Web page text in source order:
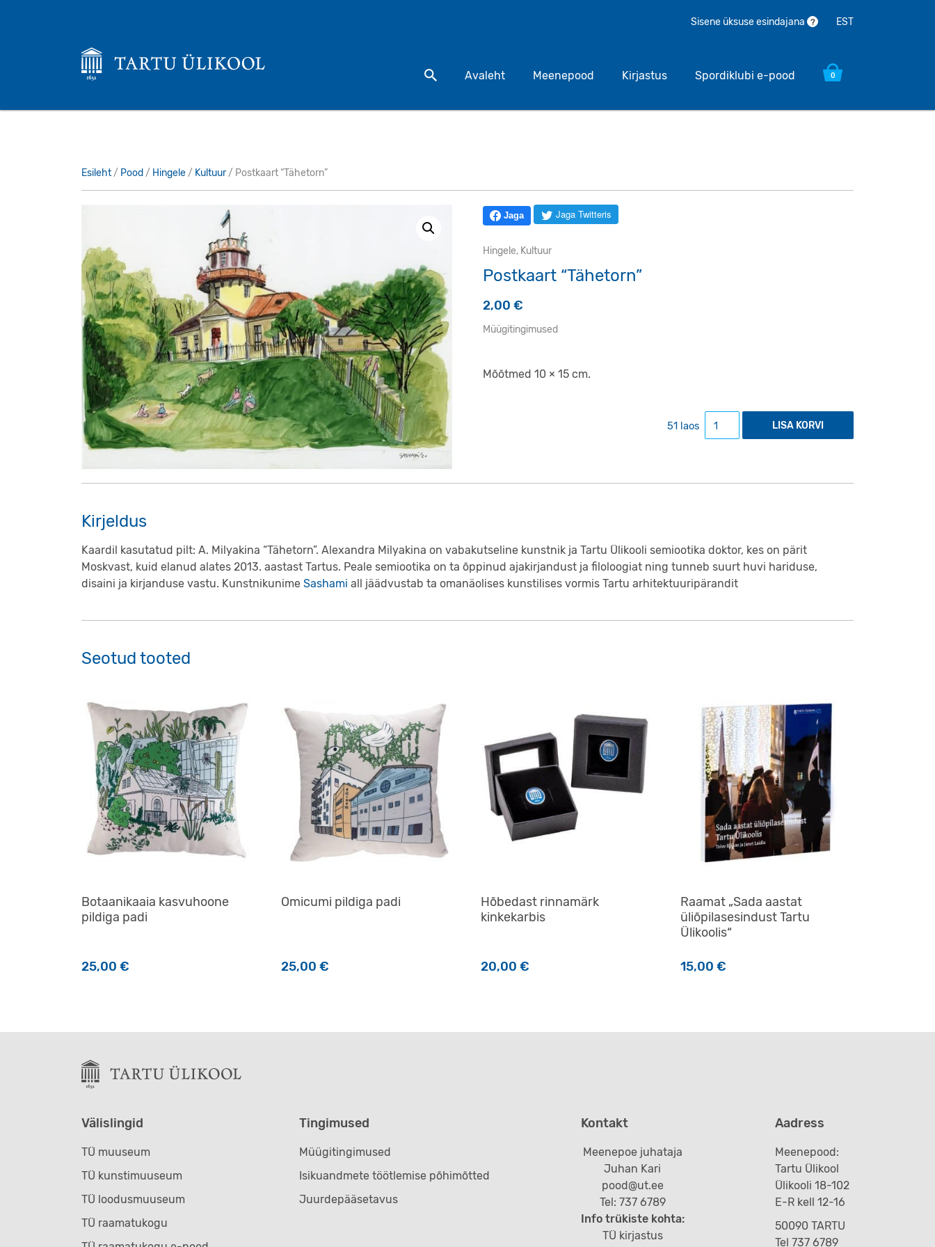
Sisene üksuse esindajana ? EST
Otsi toodetAvaleht Meenepood Kirjastus Spordiklubi e-pood 0
Esileht/ Pood / Hingele/ Kultuur/ Postkaart “Tähetorn”
Jaga Jaga Twitteris
Hingele, Kultuur
Postkaart “Tähetorn”
2,00€
Müügitingimused
Mõõtmed 10 × 15 cm.
51 laos
Postkaart "Tähetorn" kogus
LISA KORVI
Kirjeldus
Kaardil kasutatud pilt: A. Milyakina “Tähetorn”. Alexandra Milyakina on vabakutseline kunstnik ja Tartu Ülikooli semiootika doktor, kes on pärit
Moskvast, kuid elanud alates 2013. aastast Tartus. Peale semiootika on ta õppinud ajakirjandust ja filoloogiat ning tunneb suurt huvi hariduse,
disaini ja kirjanduse vastu. Kunstnikunime Sashami all jäädvustab ta omanäolises kunstilises vormis Tartu arhitektuuripärandit
Seotud tooted
Botaanikaaia kasvuhoone
pildiga padi
25,00 €
Omicumi pildiga padi
25,00 €
Hõbedast rinnamärk
kinkekarbis
20,00 €
Raamat „Sada aastat
üliõpilasesindust Tartu
Ülikoolis“
15,00 €
Välislingid
TÜ muuseum
TÜ kunstimuuseum
TÜ loodusmuuseum
TÜ raamatukogu
Tingimused
Müügitingimused
Isikuandmete töötlemise põhimõtted
Juurdepääsetavus
Kontakt
Meenepoe juhataja
Juhan Kari
pood@ut.ee
Tel: 737 6789
Info trükiste kohta:
TÜ kirjastus
Aadress
Meenepood:
Tartu Ülikool
Ülikooli 18-102
E-R kell 12-16
50090 TARTU
Tel 737 6789